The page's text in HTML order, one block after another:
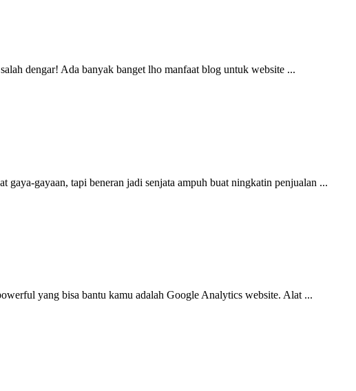
dengar! Ada banyak banget lho manfaat blog untuk website ...
gayaan, tapi beneran jadi senjata ampuh buat ningkatin penjualan ...
yang bisa bantu kamu adalah Google Analytics website. Alat ...